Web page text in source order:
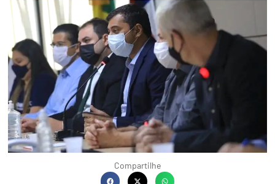
Compartilhe